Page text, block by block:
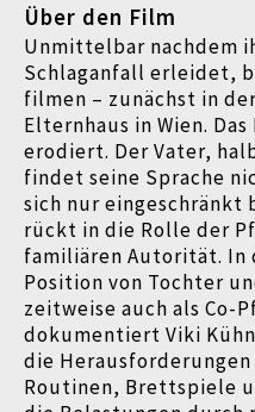
Über den Film
Unmittelbar nachdem
Schlaganfall erleidet,
filmen – zunächst in
Elternhaus in Wien.
erodiert. Der Vater,
findet seine Sprache
sich nur eingeschränkt
rückt in die Rolle der
familiären Autorität. In
Position von Tochter
zeitweise auch als Co-
dokumentiert Viki
die
Routinen, Brettspiele